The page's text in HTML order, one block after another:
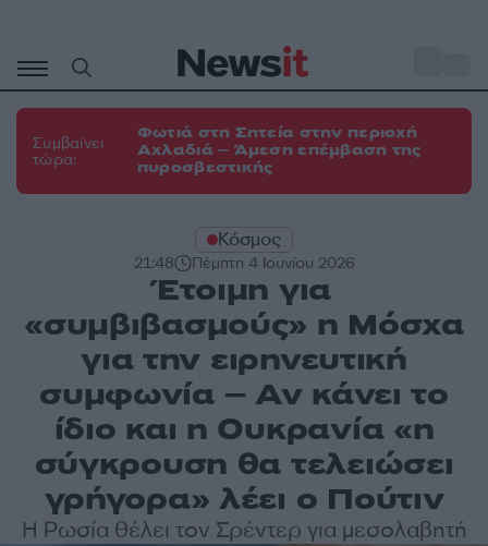
περιεχόμενο
Συμβαίνει
τώρα:
Φωτιά στη Σητεία στην περιοχή
Αχλαδιά – Άμεση επέμβαση της
πυροσβεστικής
Κόσμος
21:48 Πέμπτη 4 Ιουνίου 2026
Έτοιμη για
«συμβιβασμούς» η Μόσχα
για την ειρηνευτική
συμφωνία – Αν κάνει το
ίδιο και η Ουκρανία «η
σύγκρουση θα τελειώσει
γρήγορα» λέει ο Πούτιν
Η Ρωσία θέλει τον Σρέντερ για μεσολαβητή